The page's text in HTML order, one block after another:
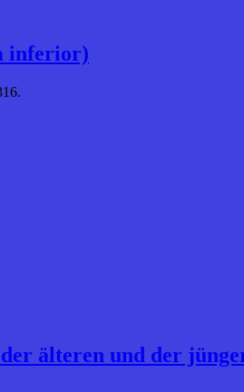
inferior)
älteren und der